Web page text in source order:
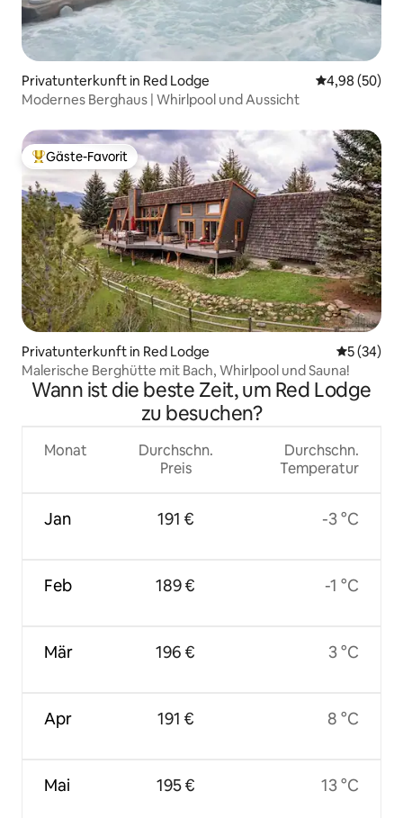
Privatunterkunft in Red Lodge
4,98 (50)
Modernes Berghaus | Whirlpool und Aussicht
Beliebter Gäste-Favorit.
Gäste-Favorit
Privatunterkunft in Red Lodge
5 (34)
Malerische Berghütte mit Bach, Whirlpool und Sauna!
Wann ist die beste Zeit, um Red Lodge
zu besuchen?
Monat
Jan
Feb
Mär
Apr
Mai
Durchschn.
Preis
191 €
189 €
196 €
191 €
195 €
Durchschn.
Temperatur
-3 °C
-1 °C
3 °C
8 °C
13 °C